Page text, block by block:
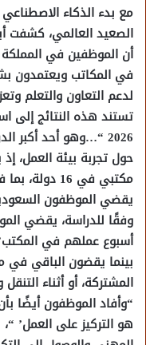
مع بدء الذكاء
الصعيد العالمي، كشفت
أن الموظفين في
في المكاتب ويعتمدون
لدعم التعاون والتعلم
تستند هذه النتائج إلى
2026 “…وهو أحد
مكتبي في 16 دولة، بما في ذلك المملكة العربية السعودية.
يقضي الموظفون
بينما يقضون الباقي في
المشتركة، أو أثناء
“وأفاد الموظفون أيضًا
هو التركيز على العمل’